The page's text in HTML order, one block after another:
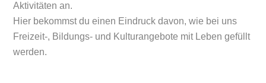
Aktivitäten an.
Hier bekommst du einen Eindruck davon, wie bei uns
Freizeit-, Bildungs- und Kulturangebote mit Leben gefüllt
werden.